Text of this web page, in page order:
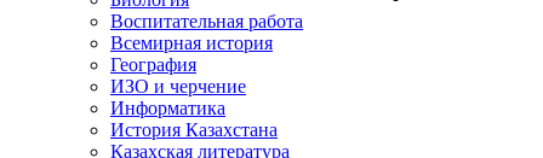
Воспитательная работа
Всемирная история
География
ИЗО и черчение
Информатика
История Казахстана
Казахская литература